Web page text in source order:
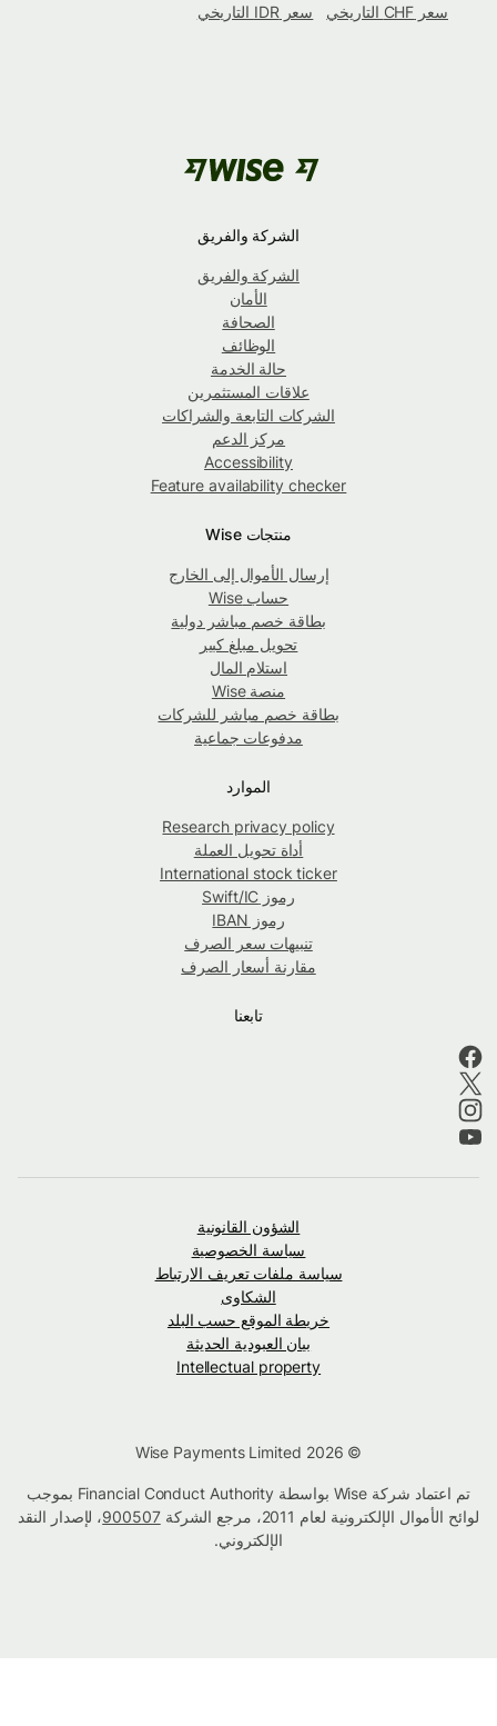
سعر CHF التاريخي
سعر IDR التاريخي
الشركة والفريق
الشركة والفريق
الأمان
الصحافة
الوظائف
حالة الخدمة
علاقات المستثمرين
الشركات التابعة والشراكات
مركز الدعم
Accessibility
Feature availability checker
منتجات Wise
إرسال الأموال إلى الخارج
حساب Wise
بطاقة خصم مباشر دولية
تحويل مبلغ كبير
استلام المال
منصة Wise
بطاقة خصم مباشر للشركات
مدفوعات جماعية
الموارد
Research privacy policy
أداة تحويل العملة
International stock ticker
رموز Swift/IC
رموز IBAN
تنبيهات سعر الصرف
مقارنة أسعار الصرف
تابعنا
الشؤون القانونية
سياسة الخصوصية
سياسة ملفات تعريف الارتباط
الشكاوى
خريطة الموقع حسب البلد
بيان العبودية الحديثة
Intellectual property
تم اعتماد شركة Wise بواسطة Financial Conduct Authority بموجب
لوائح الأموال الإلكترونية لعام 2011، مرجع الشركة
900507، لإصدار النقد
الإلكتروني.